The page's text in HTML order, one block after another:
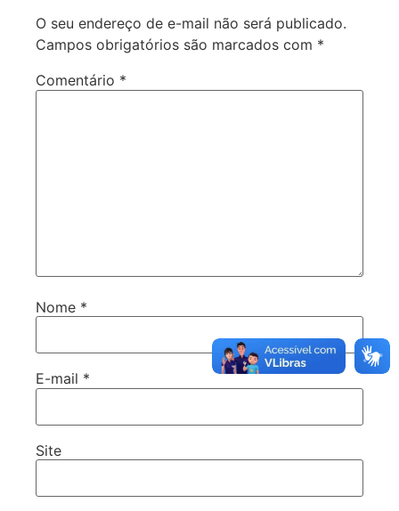
O seu endereço de e-mail não será publicado.
Campos obrigatórios são marcados com *
Comentário *
Nome *
E-mail *
Site